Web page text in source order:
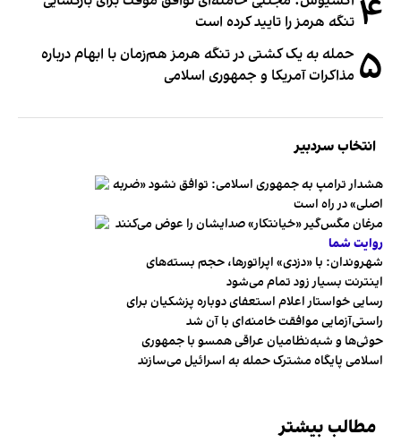
۴ تنگه هرمز را تایید کرده است
۵ حمله به یک کشتی در تنگه هرمز هم‌زمان با ابهام درباره
مذاکرات آمریکا و جمهوری اسلامی
انتخاب سردبیر
هشدار ترامپ به جمهوری اسلامی: توافق نشود «ضربه
اصلی» در راه است
مرغان مگس‌گیر «خیانتکار» صدایشان را عوض می‌کنند
روایت شما
شهروندان:‌ با «دزدی» اپراتورها، حجم بسته‌های
اینترنت بسیار زود تمام می‌شود
رسایی خواستار اعلام استعفای دوباره پزشکیان برای
راستی‌آزمایی موافقت خامنه‌ای با آن شد
حوثی‌ها و شبه‌نظامیان عراقی همسو با جمهوری
اسلامی پایگاه مشترک حمله به اسرائیل می‌سازند
مطالب بیشتر